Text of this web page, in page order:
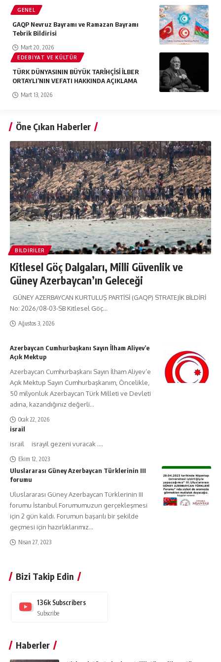
GENEL
GAQP Nevruz Bayramı ve Ramazan Bayramı
Tebrik Bildirisi
Mart 20, 2026
EDEBIYAT VE KÜLTÜR
TÜRK DÜNYASININ BÜYÜK TARİHÇİSİ İLBER
ORTAYLI’NIN VEFATI HAKKINDA AÇIKLAMA
Mart 13, 2026
Öne Çıkan Haberler
BILDIRILER
Kitlesel Göç Dalgaları, Milli Güvenlik ve
Güney Azerbaycan’ın Geleceği
GÜNEY AZERBAYCAN KURTULUŞ PARTİSİ (GAQP) STRATEJİK BİLDİRİ
No: 2026/08-03-SB Kitlesel Göç…
Ağustos 3, 2026
Azerbaycan Cumhurbaşkanı Sayın İlham Aliyev’e
Açık Mektup
Azerbaycan Cumhurbaşkanı Sayın İlham Aliyev’e
Açık Mektup Sayın Cumhurbaşkanım, Öncelikle,
50 milyonluk Azerbaycan Türk Milleti ve Devleti
adına, kazandığınız değerli…
Ocak 22, 2026
israil
israil israyil gezeni vuracak ....
Ekim 12, 2023
Uluslararası Güney Azerbaycan Türklerinin III
forumu
Uluslararası Güney Azerbaycan Türklerinin III
forumu İstanbul Forumumuzun gerçekleşmesi
için 2 gün kaldı. Forumun başarılı bir şekilde
geçmesi için hazırlıklarımız…
Nisan 27, 2023
Bizi Takip Edin
136k Subscribers
Subscribe
Haberler